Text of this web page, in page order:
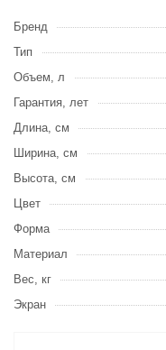
Бренд
Тип
Объем, л
Гарантия, лет
Длина, см
Ширина, см
Высота, см
Цвет
Форма
Материал
Вес, кг
Экран